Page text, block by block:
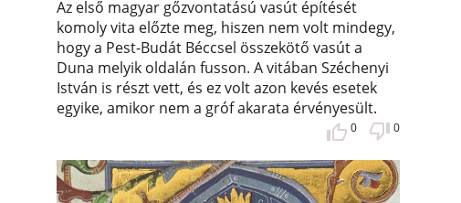
Az első magyar gőzvontatású vasút építését
komoly vita előzte meg, hiszen nem volt mindegy,
hogy a Pest-Budát Béccsel összekötő vasút a
Duna melyik oldalán fusson. A vitában Széchenyi
István is részt vett, és ez volt azon kevés esetek
egyike, amikor nem a gróf akarata érvényesült.
0 0